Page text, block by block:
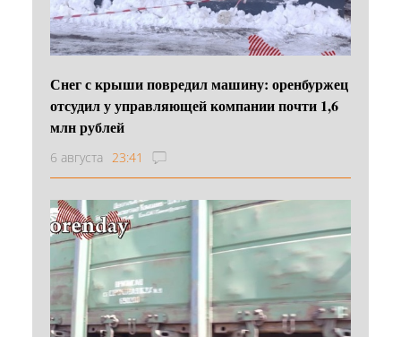
Снег с крыши повредил машину: оренбуржец
отсудил у управляющей компании почти 1,6
млн рублей
6 августа 23:41